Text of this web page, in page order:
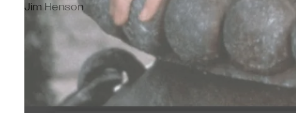
Jim Henson